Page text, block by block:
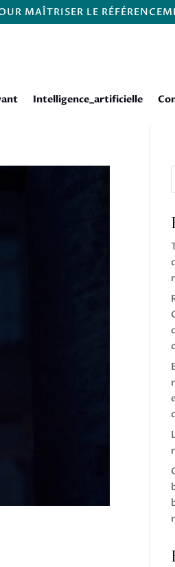
MAÎTRISER LE
Intelligence_artificielle